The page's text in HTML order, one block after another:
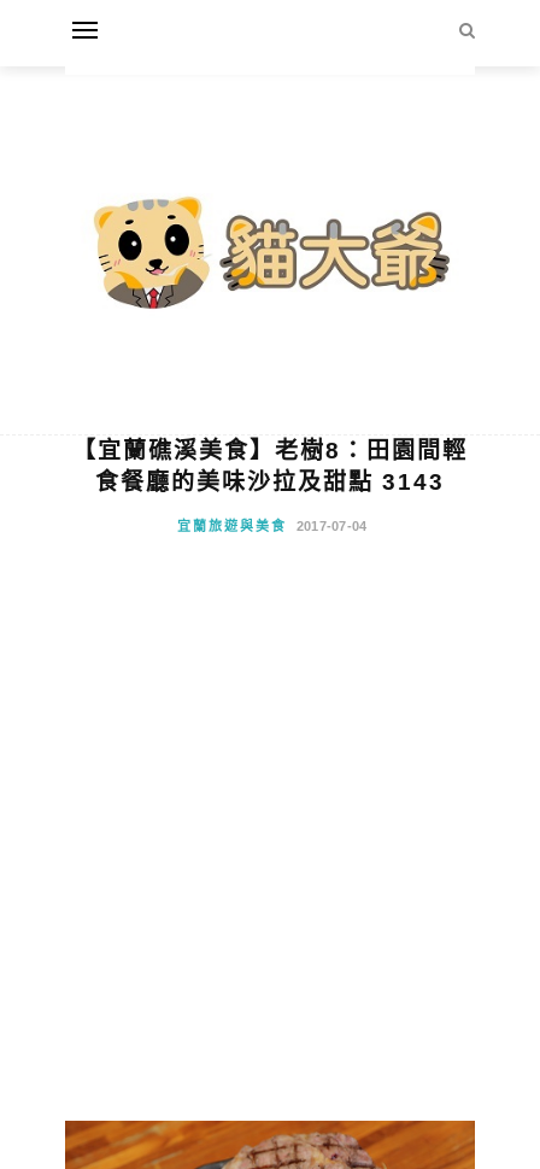
【宜蘭礁溪美食】老樹8：田園間輕
食餐廳的美味沙拉及甜點 3143
宜蘭旅遊與美食 2017-07-04